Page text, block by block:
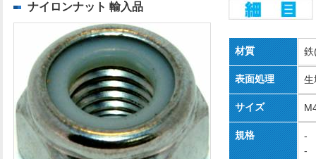
ナイロンナット 輸入品
材質 鉄
表面処理 生
サイズ
規格
-
-